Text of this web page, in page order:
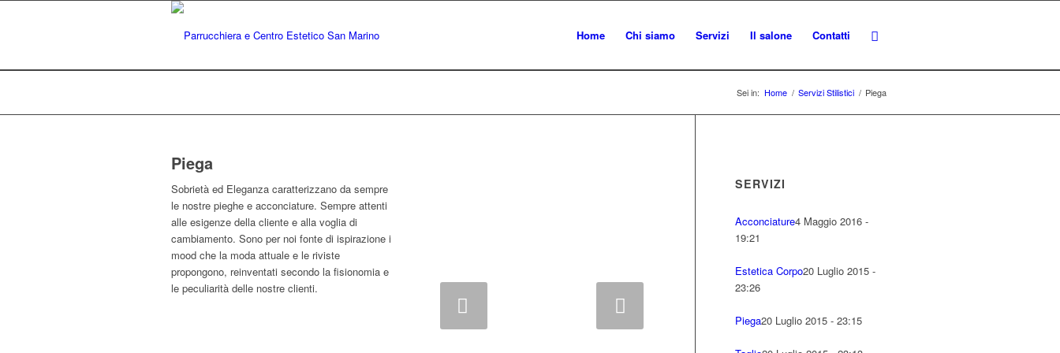
Home Chi siamo Servizi Il salone Contatti
Sei in: Home / Servizi Stilistici / Piega
Piega
Sobrietà ed Eleganza caratterizzano da sempre
le nostre pieghe e acconciature. Sempre attenti
alle esigenze della cliente e alla voglia di
cambiamento. Sono per noi fonte di ispirazione i
mood che la moda attuale e le riviste
propongono, reinventati secondo la fisionomia e
le peculiarità delle nostre clienti.
Succ
SERVIZI
Acconciature4 Maggio 2016 -
19:21
Estetica Corpo20 Luglio 2015 -
23:26
Piega20 Luglio 2015 - 23:15